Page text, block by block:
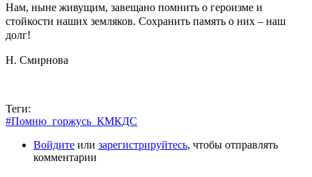
Нам, ныне живущим, завещано помнить о героизме и
стойкости наших земляков. Сохранить память о них – наш
долг!
Н. Смирнова
Теги:
#Помню_горжусь_КМКДС
Войдите или зарегистрируйтесь, чтобы отправлять
комментарии